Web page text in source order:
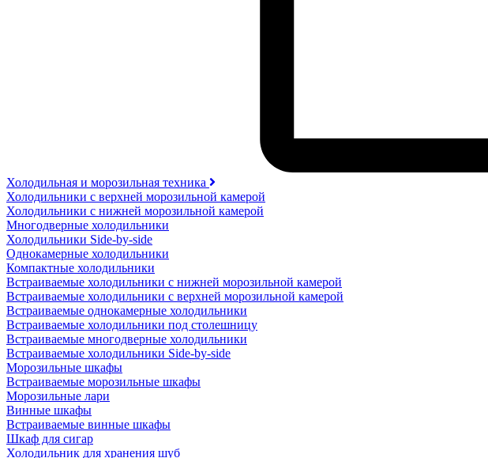
Холодильная и морозильная техника
Холодильники с верхней морозильной камерой
Холодильники с нижней морозильной камерой
Многодверные холодильники
Холодильники Side-by-side
Однокамерные холодильники
Компактные холодильники
Встраиваемые холодильники с нижней морозильной камерой
Встраиваемые холодильники с верхней морозильной камерой
Встраиваемые однокамерные холодильники
Встраиваемые холодильники под столешницу
Встраиваемые многодверные холодильники
Встраиваемые холодильники Side-by-side
Морозильные шкафы
Встраиваемые морозильные шкафы
Морозильные лари
Винные шкафы
Встраиваемые винные шкафы
Шкаф для сигар
Холодильник для хранения шуб